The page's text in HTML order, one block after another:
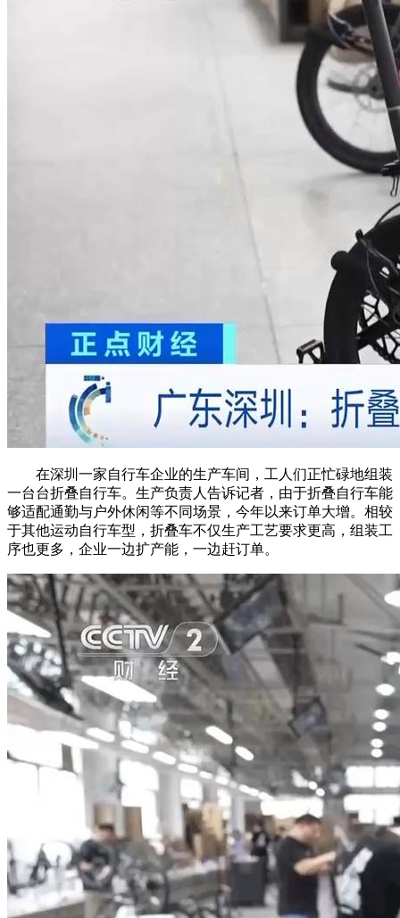
在深圳一家自行车企业的生产车间，工人们正忙碌地组装
一台台折叠自行车。生产负责人告诉记者，由于折叠自行车能
够适配通勤与户外休闲等不同场景，今年以来订单大增。相较
于其他运动自行车型，折叠车不仅生产工艺要求更高，组装工
序也更多，企业一边扩产能，一边赶订单。